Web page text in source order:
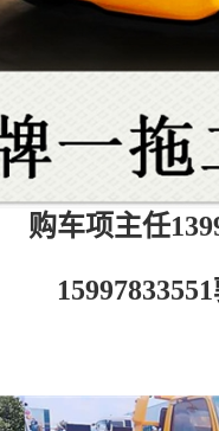
购车项主任